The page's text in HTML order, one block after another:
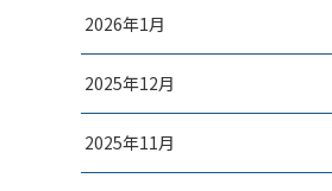
2026年1月
2025年12月
2025年11月